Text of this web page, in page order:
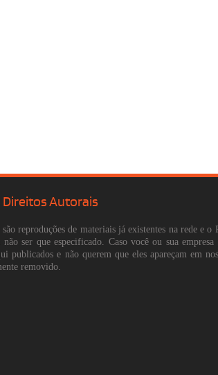
Direitos Autorais
reproduções de materiais já existentes na rede e o
ser que especificado. Caso você ou sua empresa
publicados e não querem que eles apareçam em
removido.